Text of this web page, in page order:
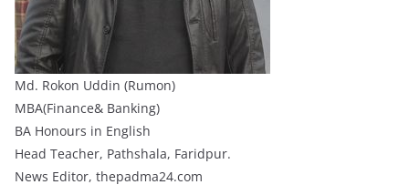
Md. Rokon Uddin (Rumon)
MBA(Finance& Banking)
BA Honours in English
Head Teacher, Pathshala, Faridpur.
News Editor, thepadma24.com